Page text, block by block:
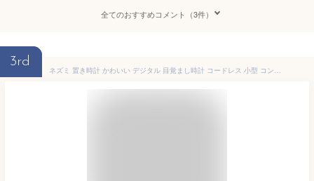
全てのおすすめコメント（3件）
3rd
ネズミ 置き時計 かわいい デジタル 目覚まし時計 コードレス 小型 コンパクト アラーム スヌーズ 充電式 小型 置時計 キャラクター 時計 新生活 プレゼント 子供 男の子 女の子 誕生日 幼稚園 保育園 小学生